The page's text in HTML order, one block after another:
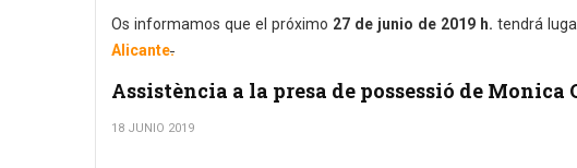
Os informamos que el próximo 27 de junio de 2019 h. tendrá
Alicante.
Assistència a la presa de possessió de Monica
18 JUNIO 2019